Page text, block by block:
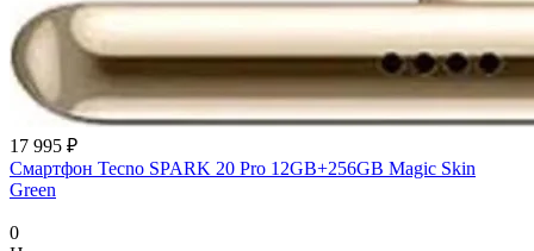
17 995 ₽
Смартфон Tecno SPARK 20 Pro 12GB+256GB Magic Skin
Green
0